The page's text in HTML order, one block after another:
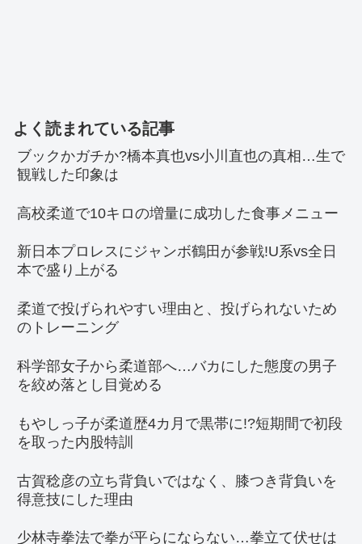
よく読まれている記事
ブックかガチか?橋本真也vs小川直也の真相…生で
観戦した印象は
高校柔道で10キロの増量に成功した食事メニュー
新日本プロレスにジャンボ鶴田が参戦!U系vs全日
本で盛り上がる
柔道で投げられやすい理由と、投げられないため
のトレーニング
科学部女子から柔道部へ…バカにした態度の男子
を絞め落とし目覚める
もやしっ子が柔道歴4カ月で黒帯に!?短期間で初段
を取った内股特訓
古賀稔彦の立ち背負いではなく、膝つき背負いを
得意技にした理由
少林寺拳法で拳が平らにならない…拳立て伏せは